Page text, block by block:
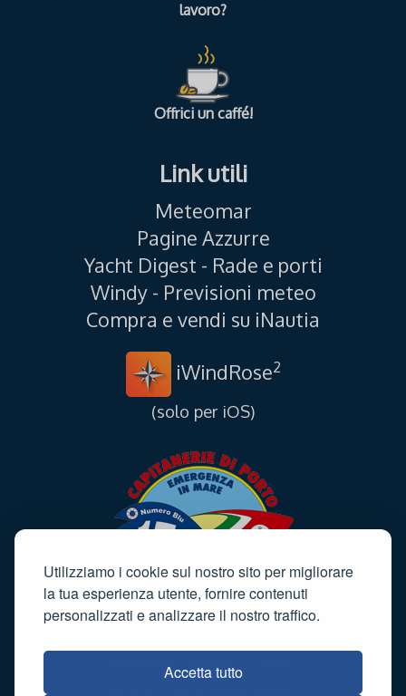
Utilizziamo i cookie sul nostro sito per migliorare
la tua esperienza utente, fornire contenuti
personalizzati e analizzare il nostro traffico.
Accetta tutto
lavoro?
Offrici un caffé!
Link utili
Meteomar
Pagine Azzurre
Yacht Digest - Rade e porti
Windy - Previsioni meteo
Compra e vendi su iNautia
iWindRose2
(solo per iOS)